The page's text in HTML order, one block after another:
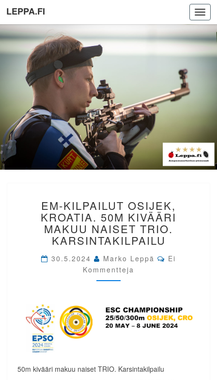
LEPPA.FI
KILPAILUT
OSIJEK,
KROATIA.
50M
KIVÄÄRI
NAISET
TRIO.
KARSINTAKILPAILU
EM-KILPAILUT OSIJEK,
KROATIA. 50M KIVÄÄRI
MAKUU NAISET TRIO.
KARSINTAKILPAILU
30.5.2024 Marko Leppä Comments
Ei
Kommentteja
50m kivääri makuu naiset TRIO. Karsintakilpailu